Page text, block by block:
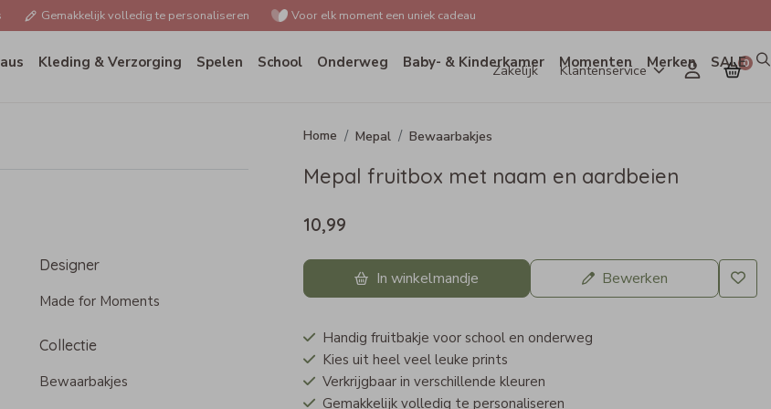
Gemakkelijk volledig te personaliseren Voor elk moment een uniek cadeau
Zakelijk Klantenservice 0
Kleding & Verzorging Spelen School Onderweg Baby- & Kinderkamer Momenten Merken SALE
Designer
Made for Moments
Collectie
Bewaarbakjes
Mepal Bewaarbakjes
Mepal fruitbox met naam en aardbeien
10,99
In winkelmandje Bewerken
Handig fruitbakje voor school en onderweg
Kies uit heel veel leuke prints
Verkrijgbaar in verschillende kleuren
Gemakkelijk volledig te personaliseren